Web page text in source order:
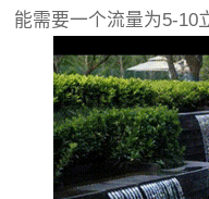
能需要一个流量为5-10